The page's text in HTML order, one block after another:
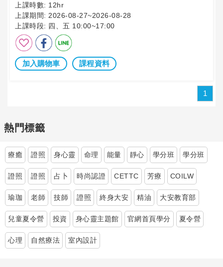
上課時數: 12hr
上課期間: 2026-08-27~2026-08-28
上課時段: 四、五 10:00~17:00
加入購物車 課程資料
1
熱門標籤
療癒 證照 身心靈 命理 能量 靜心 學分班 學分班
證照 證照 占卜 時尚認證 CETTC 芳療 COILW
瑜珈 老師 技師 證照 終身大安 精油 大安教育部
兒童夏令營 投資 身心靈主題館 官網首頁學分 夏令營
心理 自然療法 室內設計